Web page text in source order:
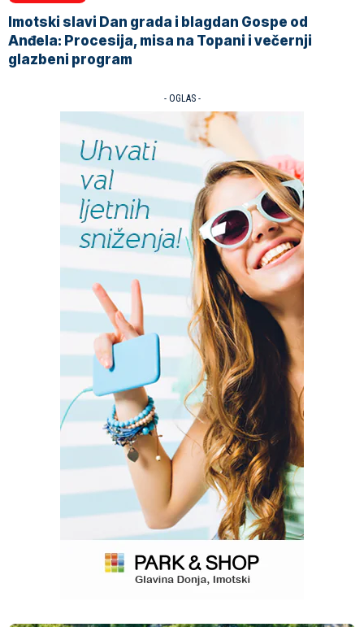
Imotski slavi Dan grada i blagdan Gospe od
Anđela: Procesija, misa na Topani i večernji
glazbeni program
- OGLAS -